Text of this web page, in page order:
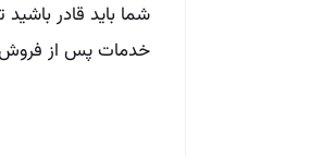
شما باید قادر
خدمات پس از فروش